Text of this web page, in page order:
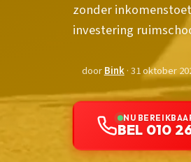
zonder
investering
doorBink· 31 oktober
NU
BEL 010